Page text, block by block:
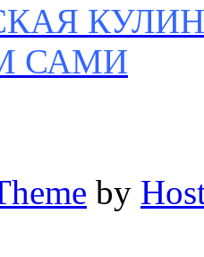
САМИ
by